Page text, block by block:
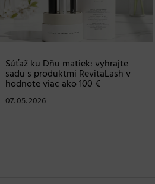
Súťaž ku Dňu matiek: vyhrajte
sadu s produktmi RevitaLash v
hodnote viac ako 100 €
07. 05. 2026